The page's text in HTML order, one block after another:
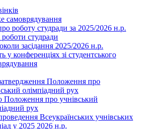
самоврядування
роботу студради за 2025/2026 н.р.
студради
засідання 2025/2026 н.р.
у конференціях зі студентського
Положення про
олімпіадний рух
про учнівський
рух
Всеукраїнських учнівських
у 2025 2026 н.р.